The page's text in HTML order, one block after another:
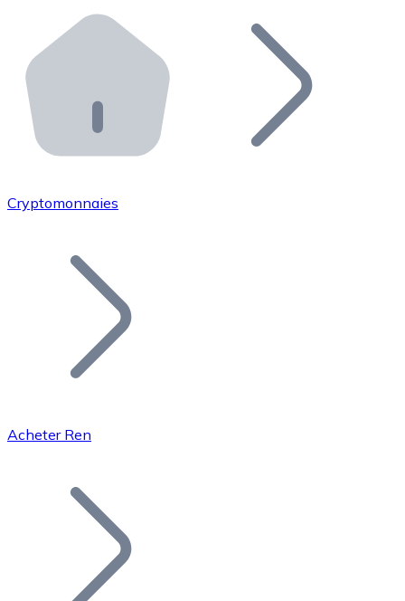
Distributeurs automatiques Bitnovo
Intégrez un ATM Bitnovo dans votre entreprise et
API Bitnovo
Intégrez notre API dans votre écosystème.
Rejoignez notre réseau de distributeurs et
Ajoutez le token de votre projet à notre service
Bitcoin
Cryptomonnaies
Acheter Ren